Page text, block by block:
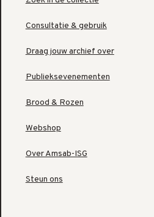
Consultatie & gebruik
Draag jouw archief over
Publieksevenementen
Brood & Rozen
Webshop
Over Amsab-ISG
Steun ons